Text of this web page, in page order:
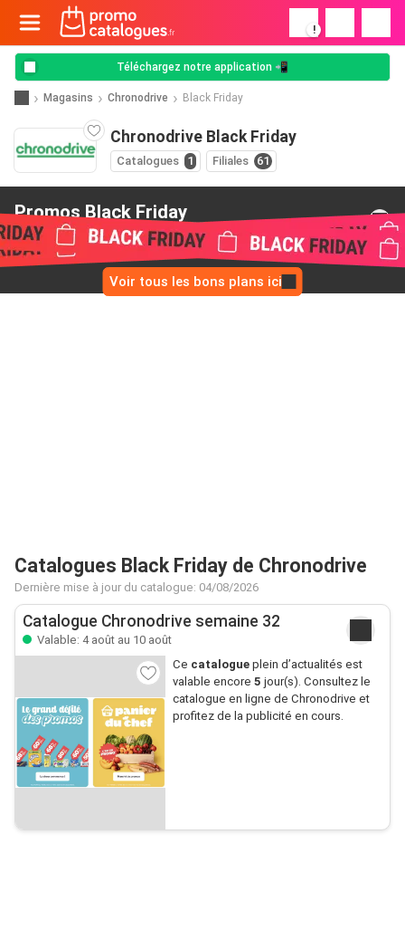
!
Téléchargez notre application 📲
Magasins Chronodrive Black Friday
Chronodrive Black Friday
Catalogues 1 Filiales 61
Promos Black Friday
de Chronodrive
Voir tous les bons plans ici
Catalogues Black Friday de Chronodrive
Dernière mise à jour du catalogue: 04/08/2026
Catalogue Chronodrive semaine 32
Valable: 4 août au 10 août
Ce catalogueplein d’actualités est
valable encore 5 jour(s). Consultez le
catalogue en ligne de Chronodrive et
profitez de la publicité en cours.